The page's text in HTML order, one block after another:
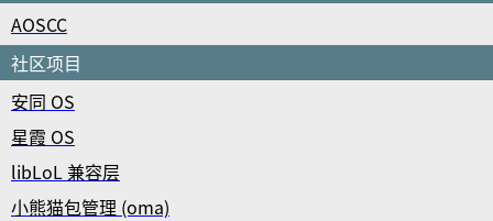
AOSCC
社区项目
安同 OS
星霞 OS
libLoL 兼容层
小熊猫包管理 (oma)